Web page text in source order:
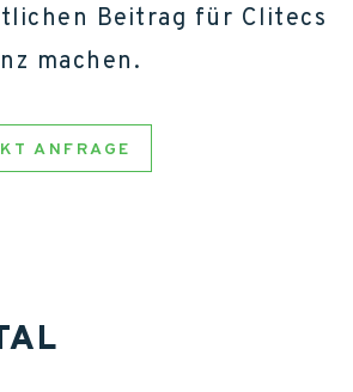
Beitrag für Clitecs
machen.
ANFRAGE